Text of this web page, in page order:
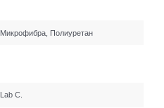
Микрофибра, Полиуретан
Lab C.